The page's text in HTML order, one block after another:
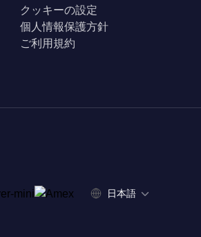
クッキーの設定
個人情報保護方針
ご利用規約
日本語